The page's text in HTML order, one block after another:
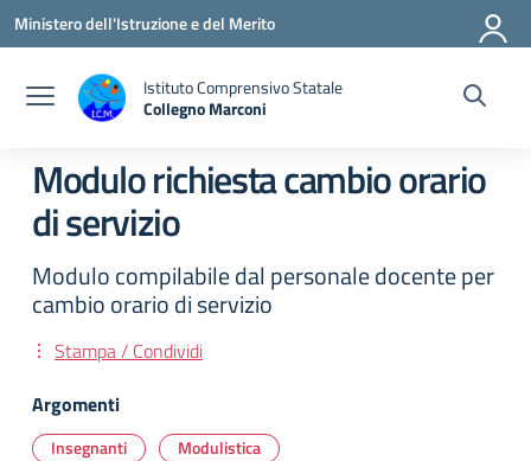
Vai ai contenuti
Vai al menu di navigazione
Vai al footer
Ministero dell'Istruzione e del Merito
Istituto Comprensivo Statale
Collegno Marconi
Modulo richiesta cambio orario
di servizio
Modulo compilabile dal personale docente per
cambio orario di servizio
Stampa / Condividi
Argomenti
Insegnanti Modulistica